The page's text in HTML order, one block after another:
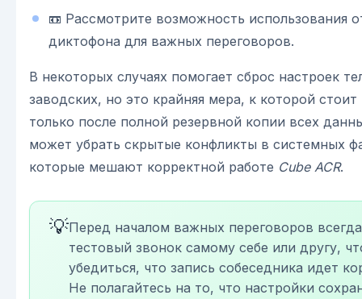
📼 Рассмотрите возможность использования
диктофона для важных переговоров.
В некоторых случаях помогает сброс настроек
заводских, но это крайняя мера, к которой стоит
только после полной резервной копии всех
может убрать скрытые конфликты в системных
которые мешают корректной работе Cube ACR.
💡Перед началом важных переговоров
тестовый звонок самому себе или другу,
убедиться, что запись собеседника идет
Не полагайтесь на то, что настройки